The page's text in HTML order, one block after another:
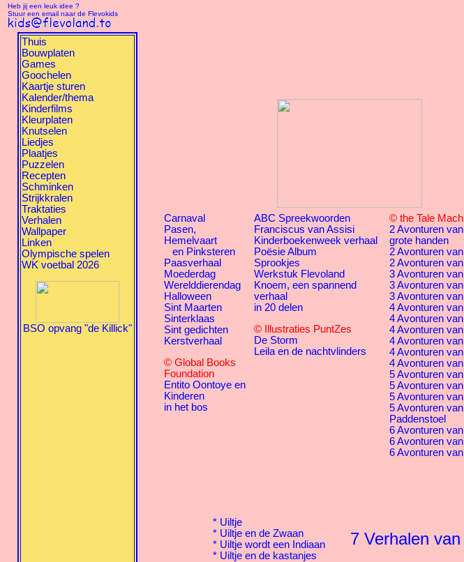
Heb jij een leuk idee ?
Stuur een email naar de Flevokids
Thuis
Bouwplaten
Games
Goochelen
Kaartje sturen
Kalender/thema
Kinderfilms
Kleurplaten
Knutselen
Liedjes
Plaatjes
Puzzelen
Recepten
Schminken
Strijkkralen
Traktaties
Verhalen
Wallpaper
Linken
Olympische spelen
WK voetbal 2026
BSO opvang "de Killick"
Carnaval
Pasen,
Hemelvaart
en Pinksteren
Paasverhaal
Moederdag
Werelddierendag
Halloween
Sint Maarten
Sinterklaas
Sint gedichten
Kerstverhaal
© Global Books
Foundation
Entito Oontoye en
Kinderen
in het bos
ABC Spreekwoorden
Franciscus van Assisi
Kinderboekenweek verhaal
Poësie Album
Sprookjes
Werkstuk Flevoland
Knoem, een spannend
verhaal
in 20 delen
© Illustraties PuntZes
De Storm
Leila en de nachtvlinders
© the Tale
2 Avonturen
grote handen
2 Avonturen
2 Avonturen
3 Avonturen
3 Avonturen
3 Avonturen
4 Avonturen
4 Avonturen
4 Avonturen
4 Avonturen
4 Avonturen
4 Avonturen
5 Avonturen
5 Avonturen
5 Avonturen
5 Avonturen
Paddenstoel
6 Avonturen van
6 Avonturen
6 Avonturen
* Uiltje
* Uiltje en de Zwaan
* Uiltje wordt een Indiaan
* Uiltje en de kastanjes
7 Verhalen